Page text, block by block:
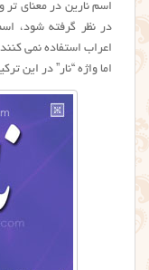
اسم نارین در معنای تر
در نظر گرفته شود،
اعراب استفاده نمی
اما واژه “نار” در این